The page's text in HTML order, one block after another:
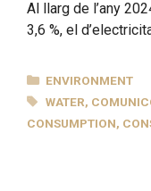
Al llarg de l’any
3,6 %, el
CATEGORIES
ENVIRONMENT
TAGS
WATER,
CONSUMPTION,